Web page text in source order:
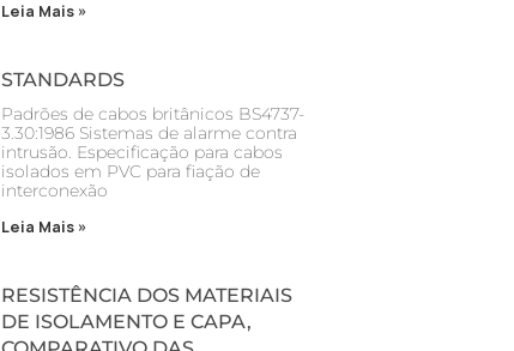
Leia Mais »
STANDARDS
Padrões de cabos britânicos BS4737-
3.30:1986 Sistemas de alarme contra
intrusão. Especificação para cabos
isolados em PVC para fiação de
interconexão
Leia Mais »
RESISTÊNCIA DOS MATERIAIS
DE ISOLAMENTO E CAPA,